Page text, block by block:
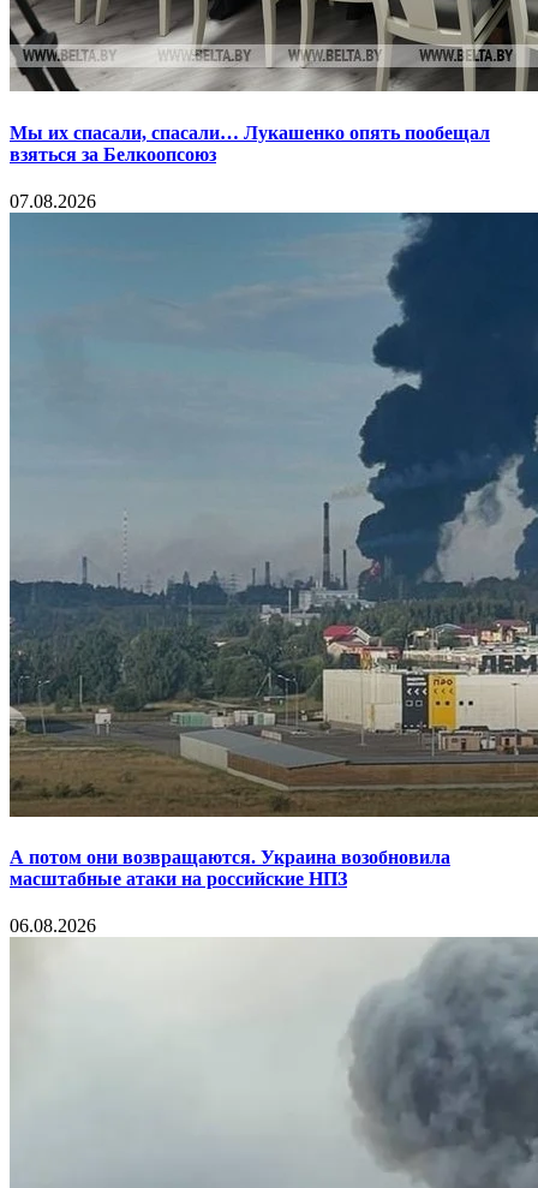
Мы их спасали, спасали… Лукашенко опять пообещал
взяться за Белкоопсоюз
07.08.2026
А потом они возвращаются. Украина возобновила
масштабные атаки на российские НПЗ
06.08.2026